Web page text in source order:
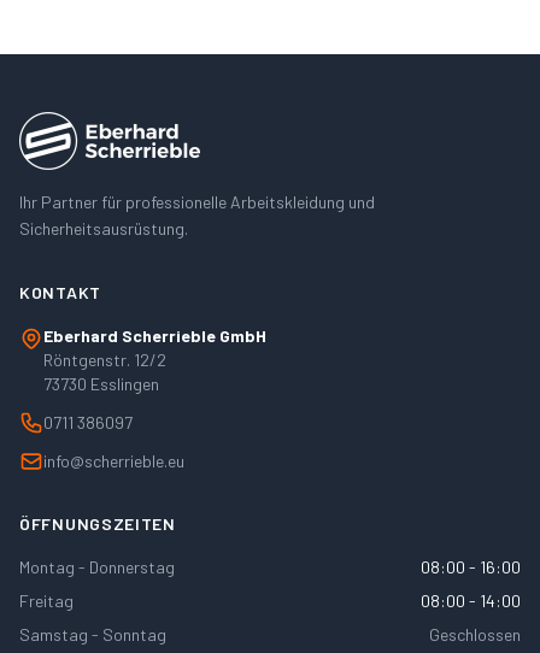
Ihr Partner für professionelle Arbeitskleidung und
Sicherheitsausrüstung.
KONTAKT
Eberhard Scherrieble GmbH
Röntgenstr. 12/2
73730 Esslingen
0711 386097
info@scherrieble.eu
ÖFFNUNGSZEITEN
Montag - Donnerstag
08:00 - 16:00
Freitag
08:00 - 14:00
Samstag - Sonntag
Geschlossen